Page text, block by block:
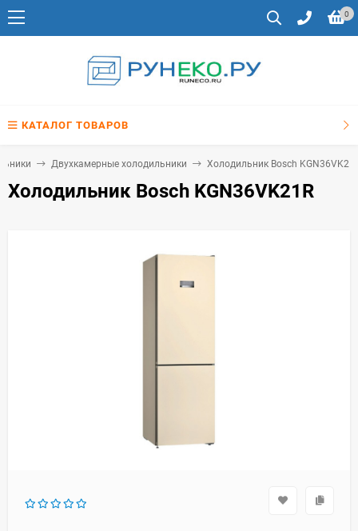
0
КАТАЛОГ ТОВАРОВ
Двухкамерные холодильники Холодильник Bosch
Холодильник Bosch KGN36VK21R